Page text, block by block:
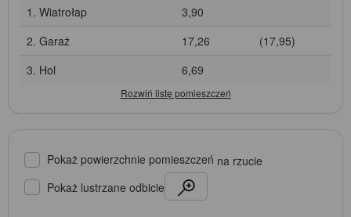
1. Wiatrołap
3,90
2. Garaż
17,26
(17,95)
3. Hol
6,69
Pokaż powierzchnie pomieszczeń na rzucie
Pokaż lustrzane odbicie